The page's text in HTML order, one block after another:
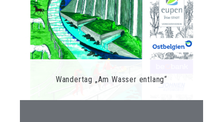
Wandertag „Am Wasser entlang“